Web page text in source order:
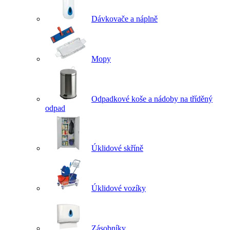
Dávkovače a náplně
Mopy
Odpadkové koše a nádoby na tříděný
odpad
Úklidové skříně
Úklidové vozíky
Zásobníky